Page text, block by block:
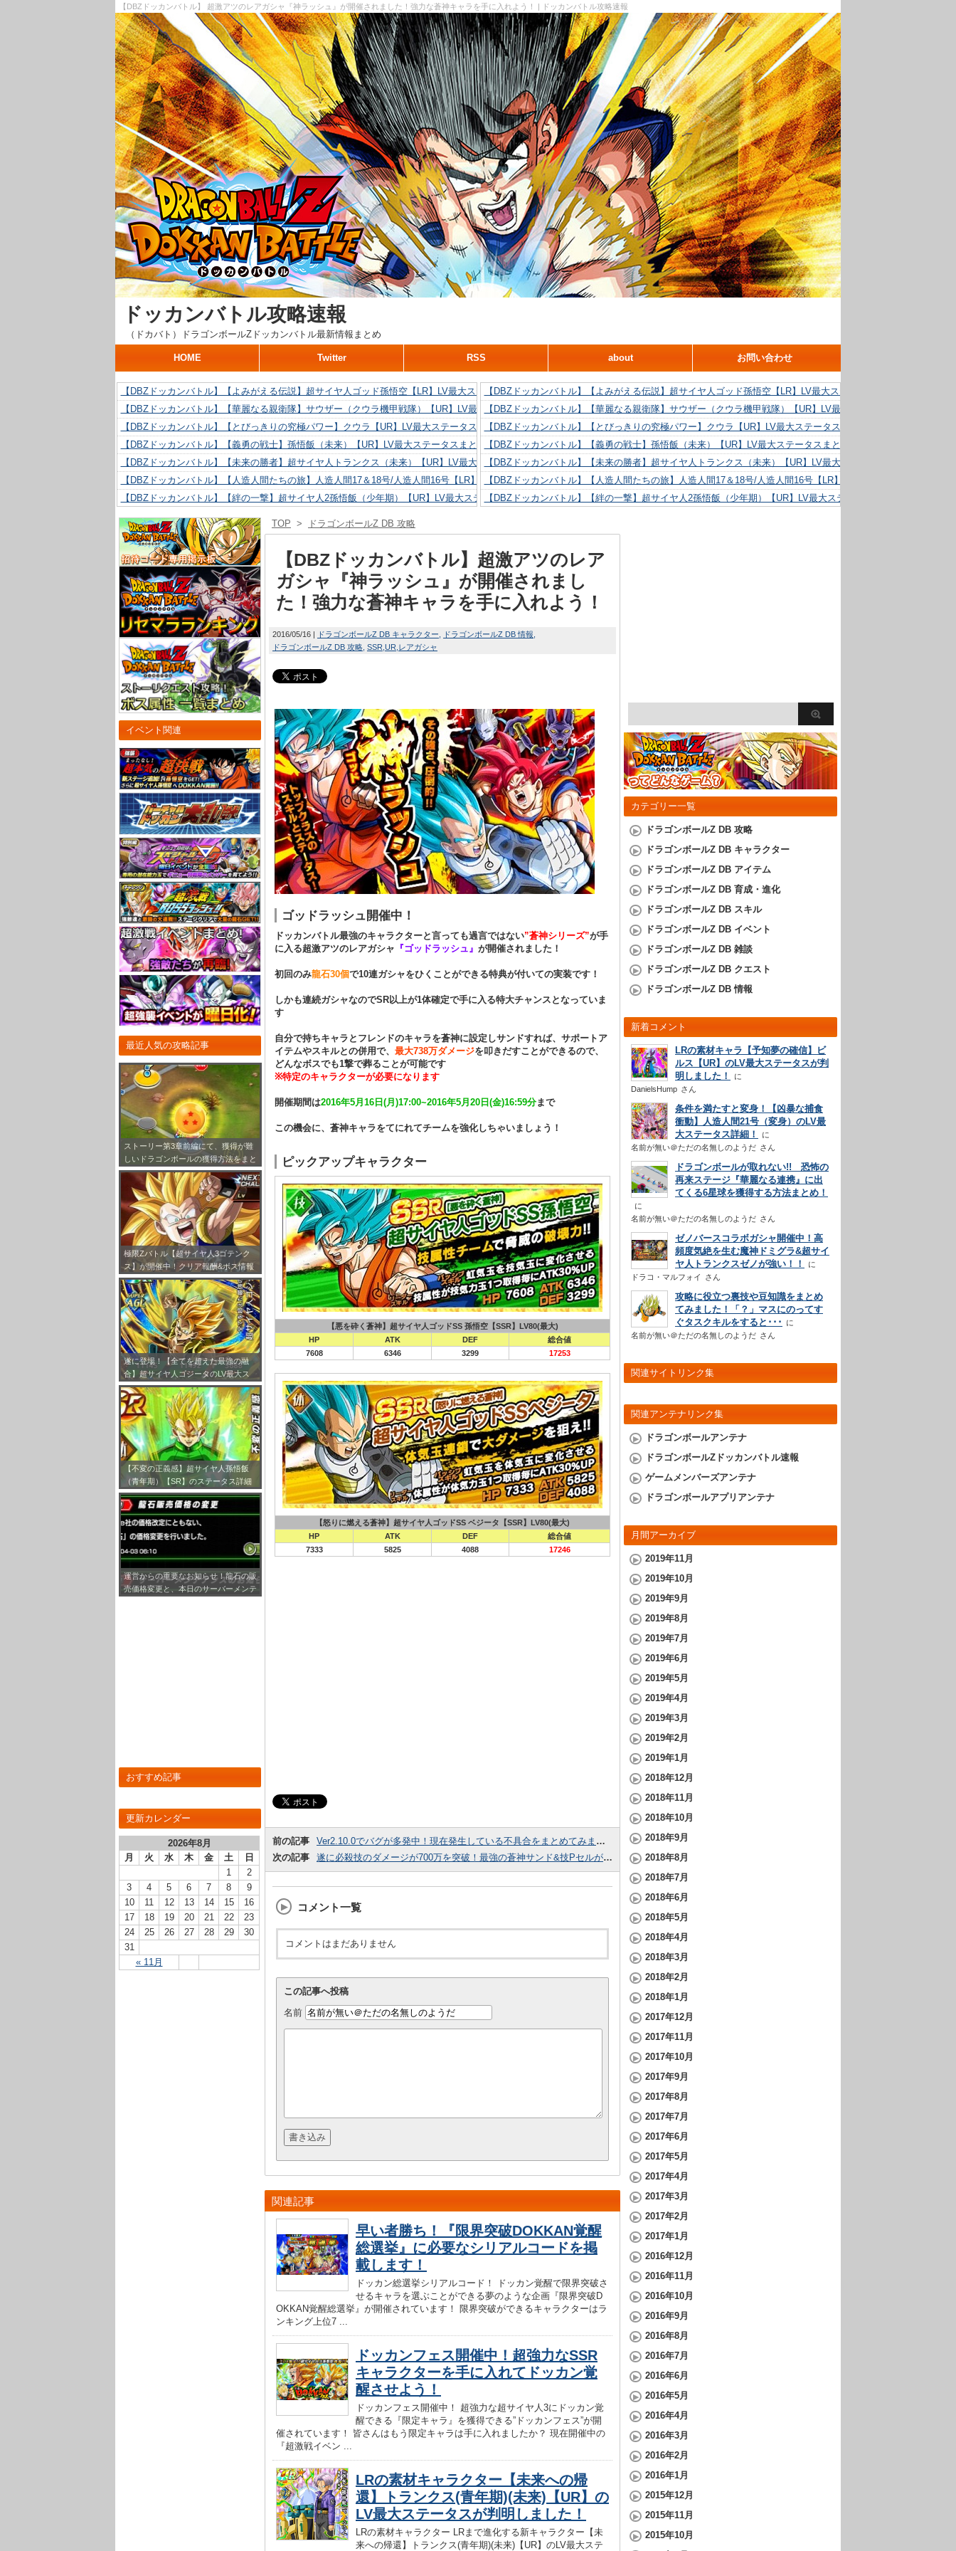
【DBZドッカンバトル】 超激アツのレアガシャ『神ラッシュ』が開催されました！強力な蒼神キャラを手に入れよう！ | ドッカンバトル攻略速報
ドッカンバトル攻略速報
（ドカバト）ドラゴンボールZドッカンバトル最新情報まとめ
HOME Twitter RSS about お問い合わせ
【DBZドッカンバトル】【よみがえる伝説】超サイヤ人ゴッド孫悟空【LR】LV最大ステータスまとめ！
【DBZドッカンバトル】【華麗なる親衛隊】サウザー（クウラ機甲戦隊）【UR】LV最大ステータスまとめ！
【DBZドッカンバトル】【とびっきりの究極パワー】クウラ【UR】LV最大ステータスまとめ！
【DBZドッカンバトル】【義勇の戦士】孫悟飯（未来）【UR】LV最大ステータスまとめ！
【DBZドッカンバトル】【未来の勝者】超サイヤ人トランクス（未来）【UR】LV最大ステータスまとめ！
【DBZドッカンバトル】【人造人間たちの旅】人造人間17＆18号/人造人間16号【LR】LV最大ステータスまとめ！
【DBZドッカンバトル】【絆の一撃】超サイヤ人2孫悟飯（少年期）【UR】LV最大ステータスまとめ！
【DBZドッカンバトル】【抗い続ける精神力】人造人間18号【UR】LV最大ステータスまとめ！
【DBZドッカンバトル】【技巧とひらめき】クリリン【UR】LV最大ステータスまとめ！
【DBZドッカンバトル】【新たに得た好機】人造人間16号【UR】LV最大ステータスまとめ！
【DBZドッカンバトル】【よみがえる伝説】超サイヤ人ゴッド孫悟空【LR】LV最大ステータスまとめ！
【DBZドッカンバトル】【華麗なる親衛隊】サウザー（クウラ機甲戦隊）【UR】LV最大ステータスまとめ！
【DBZドッカンバトル】【とびっきりの究極パワー】クウラ【UR】LV最大ステータスまとめ！
【DBZドッカンバトル】【義勇の戦士】孫悟飯（未来）【UR】LV最大ステータスまとめ！
【DBZドッカンバトル】【未来の勝者】超サイヤ人トランクス（未来）【UR】LV最大ステータスまとめ！
【DBZドッカンバトル】【人造人間たちの旅】人造人間17＆18号/人造人間16号【LR】LV最大ステータスまとめ！
【DBZドッカンバトル】【絆の一撃】超サイヤ人2孫悟飯（少年期）【UR】LV最大ステータスまとめ！
【DBZドッカンバトル】【技巧とひらめき】クリリン【UR】LV最大ステータスまとめ！
【DBZドッカンバトル】【新たに得た好機】人造人間16号【UR】LV最大ステータスまとめ！
イベント関連
最近人気の攻略記事
ストーリー第3章前編にて、獲得が難
しいドラゴンボールの獲得方法をまと
めてみました！
極限Zバトル【超サイヤ人3ゴテンク
ス】が開催中！クリア報酬&ボス情報
まとめ
遂に登場！【全てを超えた最強の融
合】超サイヤ人ゴジータのLV最大ス
テータス詳細！
【不変の正義感】超サイヤ人孫悟飯
（青年期）【SR】のステータス詳細
が判明しました！
運営からの重要なお知らせ！龍石の販
売価格変更と、本日のサーバーメンテ
おすすめ記事
更新カレンダー
2026年8月
月
火 水 木 金 土 日
« 11月
1
2
3
4 5 6 7 8
9
10
11 12 13 14 15
16
17
18 19 20 21 22
23
24
25 26 27 28 29
30
31
TOP > ドラゴンボールZ DB 攻略
【DBZドッカンバトル】超激アツのレア
ガシャ『神ラッシュ』が開催されまし
た！強力な蒼神キャラを手に入れよう！
2016/05/16 ドラゴンボールZ DB キャラクター
ドラゴンボールZ DB 情報
ドラゴンボールZ DB 攻略 SSR UR レアガシャ
ゴッドラッシュ開催中！
ドッカンバトル最強のキャラクターと言っても過言ではない”蒼神シリーズ”が手
に入る超激アツのレアガシャ 『ゴッドラッシュ』 が開催されました！
初回のみ龍石30個で10連ガシャをひくことができる特典が付いての実装です！
しかも連続ガシャなのでSR以上が1体確定で手に入る特大チャンスとなっていま
す
自分で持ちキャラとフレンドのキャラを蒼神に設定しサンドすれば、サポートア
イテムやスキルとの併用で、 最大738万ダメージを叩きだすことができるので、
どんなボスでも1撃で葬ることが可能です
※特定のキャラクターが必要になります
開催期間は2016年5月16日(月)17:00~2016年5月20日(金)16:59分まで
この機会に、蒼神キャラをてにれてチームを強化しちゃいましょう！
ピックアップキャラクター
【悪を砕く蒼神】超サイヤ人ゴッドSS 孫悟空【SSR】LV80(最大)
HP
ATK DEF
総合値
7608
6346 3299 17253
【怒りに燃える蒼神】超サイヤ人ゴッドSS ベジータ【SSR】LV80(最大)
HP
ATK DEF
総合値
7333
5825 4088 17246
前の記事
Ver2.10.0でバグが多発中！現在発生している不具合をまとめてみました！
次の記事
遂に必殺技のダメージが700万を突破！最強の蒼神サンド&技Pセルが強すぎる件･･･
コメント一覧
コメントはまだありません
この記事へ投稿
名前
関連記事
早い者勝ち！『限界突破DOKKAN覚醒
総選挙』に必要なシリアルコードを掲
載します！
ドッカン総選挙シリアルコード！ ドッカン覚醒で限界突破さ
せるキャラを選ぶことができる夢のような企画『限界突破D
OKKAN覚醒総選挙』が開催されています！ 限界突破ができるキャラクターはラ
ンキング上位7 ...
ドッカンフェス開催中！超強力なSSR
キャラクターを手に入れてドッカン覚
醒させよう！
ドッカンフェス開催中！ 超強力な超サイヤ人3にドッカン覚
醒できる『限定キャラ』を獲得できる”ドッカンフェス”が開
催されています！ 皆さんはもう限定キャラは手に入れましたか？ 現在開催中の
『超激戦イベン ...
LRの素材キャラクター【未来への帰
還】トランクス(青年期)(未来)【UR】の
LV最大ステータスが判明しました！
LRの素材キャラクター LRまで進化する新キャラクター【未
来への帰還】トランクス(青年期)(未来)【UR】のLV最大ステ
カテゴリー一覧
ドラゴンボールZ DB 攻略
ドラゴンボールZ DB キャラクター
ドラゴンボールZ DB アイテム
ドラゴンボールZ DB 育成・進化
ドラゴンボールZ DB スキル
ドラゴンボールZ DB イベント
ドラゴンボールZ DB 雑談
ドラゴンボールZ DB クエスト
ドラゴンボールZ DB 情報
新着コメント
LRの素材キャラ【予知夢の確信】ビ
ルス【UR】のLV最大ステータスが判
明しました！
DanielsHump さん
条件を満たすと変身！【凶暴な捕食
衝動】人造人間21号（変身）のLV最
大ステータス詳細！
名前が無い＠ただの名無しのようだ さん
ドラゴンボールが取れない!! 恐怖の
再来ステージ『華麗なる連携』に出
てくる6星球を獲得する方法まとめ！
名前が無い＠ただの名無しのようだ さん
ゼノバースコラボガシャ開催中！高
頻度気絶を生む魔神ドミグラ&超サイ
ヤ人トランクスゼノが強い！！
ドラコ・マルフォイ さん
攻略に役立つ裏技や豆知識をまとめ
てみました！「？」マスにのってす
ぐタスクキルをすると･･･
名前が無い＠ただの名無しのようだ さん
関連サイトリンク集
関連アンテナリンク集
ドラゴンボールアンテナ
ドラゴンボールZドッカンバトル速報
ゲームメンバーズアンテナ
ドラゴンボールアプリアンテナ
月間アーカイブ
2019年11月
2019年10月
2019年9月
2019年8月
2019年7月
2019年6月
2019年5月
2019年4月
2019年3月
2019年2月
2019年1月
2018年12月
2018年11月
2018年10月
2018年9月
2018年8月
2018年7月
2018年6月
2018年5月
2018年4月
2018年3月
2018年2月
2018年1月
2017年12月
2017年11月
2017年10月
2017年9月
2017年8月
2017年7月
2017年6月
2017年5月
2017年4月
2017年3月
2017年2月
2017年1月
2016年12月
2016年11月
2016年10月
2016年9月
2016年8月
2016年7月
2016年6月
2016年5月
2016年4月
2016年3月
2016年2月
2016年1月
2015年12月
2015年11月
2015年10月